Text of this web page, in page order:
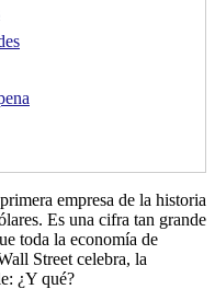
empresa de la historia
Es una cifra tan grande
toda la economía de
Street celebra, la
¿Y qué?